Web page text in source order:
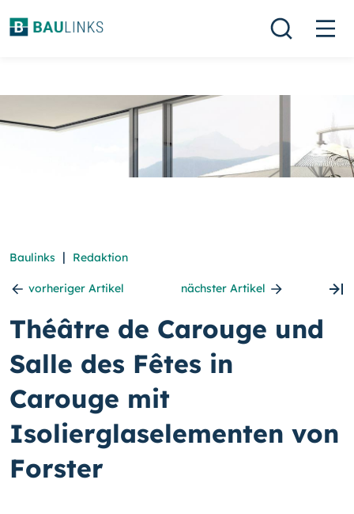
Baulinks | Redaktion
vorheriger Artikel nächster Artikel
Théâtre de Carouge und
Salle des Fêtes in
Carouge mit
Isolierglaselementen von
Forster